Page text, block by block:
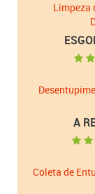
Limpeza
A
Coleta de